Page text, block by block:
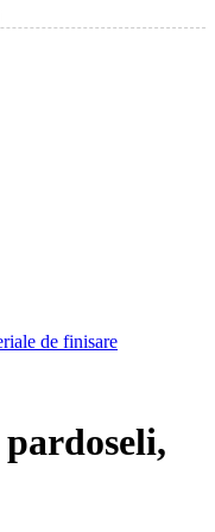
de finisare
,